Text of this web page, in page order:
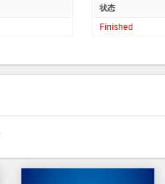
状态
Finished